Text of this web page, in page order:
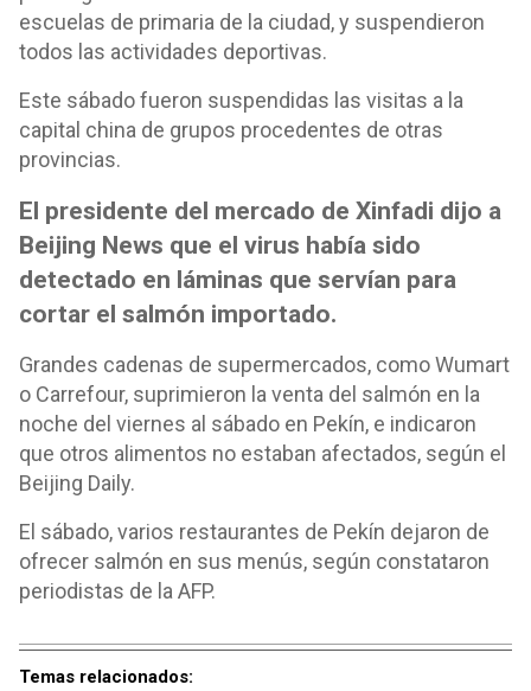
escuelas de primaria de la ciudad, y suspendieron
todos las actividades deportivas.
Este sábado fueron suspendidas las visitas a la
capital china de grupos procedentes de otras
provincias.
El presidente del mercado de Xinfadi dijo a
Beijing News que el virus había sido
detectado en láminas que servían para
cortar el salmón importado.
Grandes cadenas de supermercados, como Wumart
o Carrefour, suprimieron la venta del salmón en la
noche del viernes al sábado en Pekín, e indicaron
que otros alimentos no estaban afectados, según el
Beijing Daily.
El sábado, varios restaurantes de Pekín dejaron de
ofrecer salmón en sus menús, según constataron
periodistas de la AFP.
Temas relacionados: